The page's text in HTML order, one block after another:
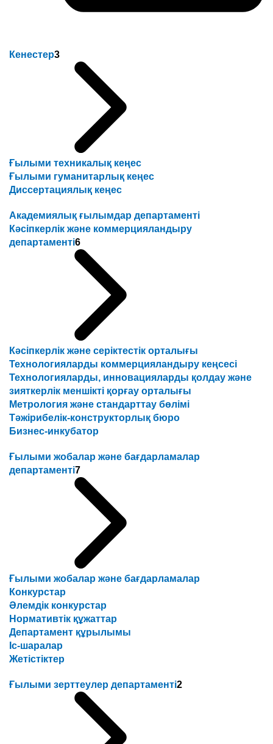
Кенестер3
Ғылыми техникалық кеңес
Ғылыми гуманитарлық кеңес
Диссертациялық кеңес
Академиялық ғылымдар департаменті
Кәсіпкерлік және коммерцияландыру
департаменті6
Кәсіпкерлік және серіктестік орталығы
Технологияларды коммерцияландыру кеңсесі
Технологияларды, инновацияларды қолдау және
зияткерлік меншікті қорғау орталығы
Метрология және стандарттау бөлімі
Тәжірибелік-конструкторлық бюро
Бизнес-инкубатор
Ғылыми жобалар және бағдарламалар
департаменті7
Ғылыми жобалар және бағдарламалар
Конкурстар
Әлемдік конкурстар
Нормативтік құжаттар
Департамент құрылымы
Іс-шаралар
Жетістіктер
Ғылыми зерттеулер департаменті2